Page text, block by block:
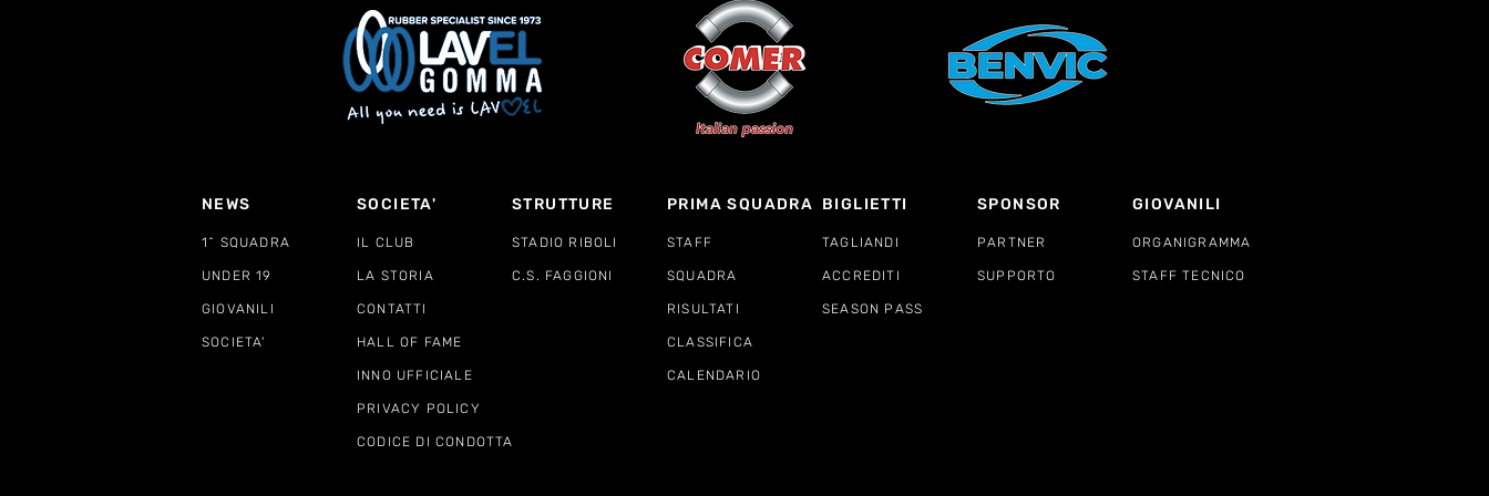
NEWS SOCIETA' STRUTTURE PRIMA SQUADRA BIGLIETTI SPONSOR
1^ SQUADRA IL CLUB STADIO RIBOLI STAFF TAGLIANDI PARTNER
UNDER 19 LA STORIA C.S. FAGGIONI SQUADRA ACCREDITI SUPPORTO
GIOVANILI CONTATTI
SOCIETA' HALL OF FAME
INNO UFFICIALE
RISULTATI SEASON PASS
CLASSIFICA
CALENDARIO
GIOVANILI
ORGANIGRAMMA
STAFF TECNICO
PRIVACY POLICY
CODICE DI CONDOTTA